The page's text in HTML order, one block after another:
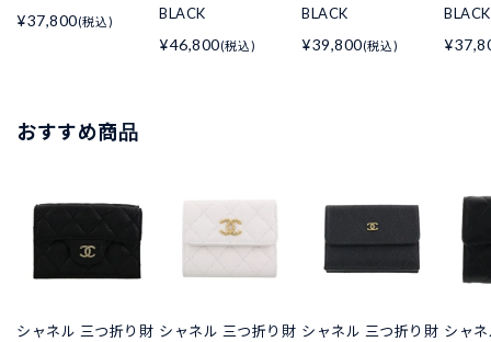
¥37,800(税込)
BLACK
¥46,800(税込)
BLACK
¥39,800(税込)
BLACK
おすすめ商品
シャネル 三つ折り財 シャネル 三つ折り財 シャネル 三つ折り財 シャ